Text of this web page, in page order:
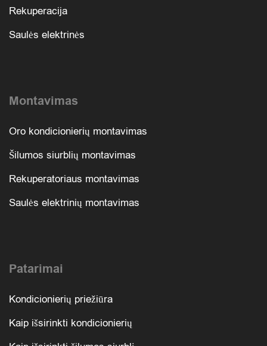
Rekuperacija
Saulės elektrinės
Montavimas
Oro kondicionierių montavimas
Šilumos siurblių montavimas
Rekuperatoriaus montavimas
Saulės elektrinių montavimas
Patarimai
Kondicionierių priežiūra
Kaip išsirinkti kondicionierių